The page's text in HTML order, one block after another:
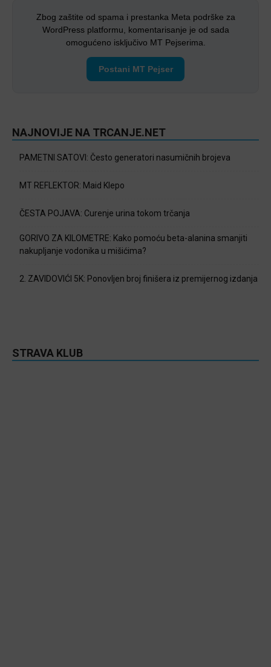
Zbog zaštite od spama i prestanka Meta podrške za
WordPress platformu, komentarisanje je od sada
omogućeno isključivo MT Pejserima.
Postani MT Pejser
NAJNOVIJE NA TRCANJE.NET
PAMETNI SATOVI: Često generatori nasumičnih brojeva
MT REFLEKTOR: Maid Klepo
ČESTA POJAVA: Curenje urina tokom trčanja
GORIVO ZA KILOMETRE: Kako pomoću beta-alanina smanjiti
nakupljanje vodonika u mišićima?
2. ZAVIDOVIĆI 5K: Ponovljen broj finišera iz premijernog izdanja
STRAVA KLUB